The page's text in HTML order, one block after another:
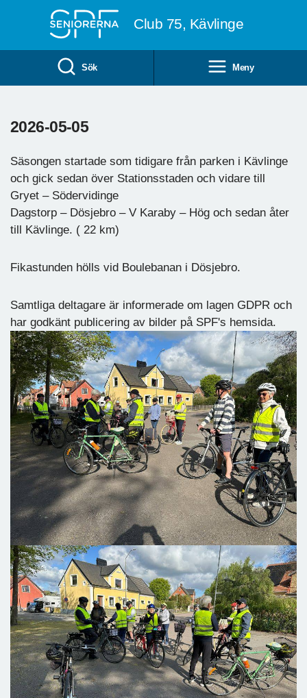
Club 75, Kävlinge
Sök Meny
2026-05-05
Säsongen startade som tidigare från parken i Kävlinge
och gick sedan över Stationsstaden och vidare till
Gryet – Södervidinge
Dagstorp – Dösjebro – V Karaby – Hög och sedan åter
till Kävlinge. ( 22 km)
Fikastunden hölls vid Boulebanan i Dösjebro.
Samtliga deltagare är informerade om lagen GDPR och
har godkänt publicering av bilder på SPF's hemsida.